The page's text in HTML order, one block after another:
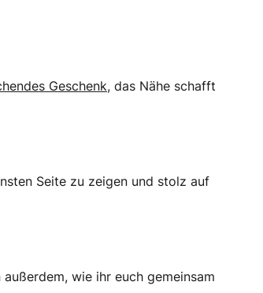
Geschenk, das Nähe schafft
Seite zu zeigen und stolz auf
wie ihr euch gemeinsam